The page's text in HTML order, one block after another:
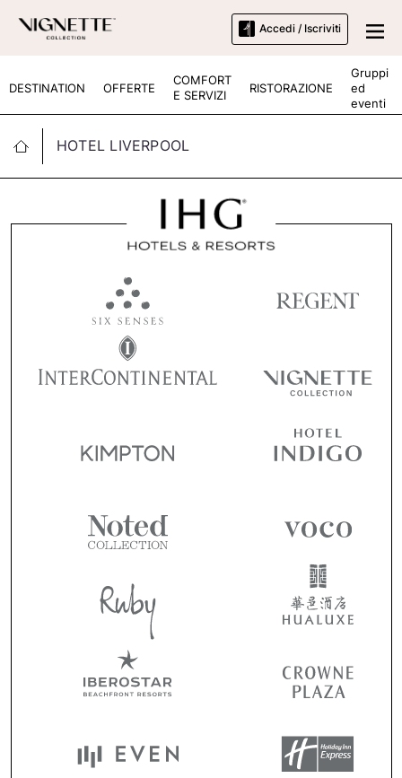
Accedi / Iscriviti
DESTINATION OFFERTE
COMFORT
E SERVIZI
RISTORAZIONE
Gruppi
ed
eventi
HOTEL LIVERPOOL